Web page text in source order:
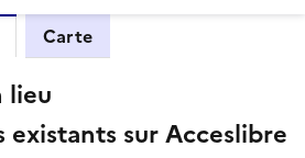
Carte
lieu
existants sur Acceslibre